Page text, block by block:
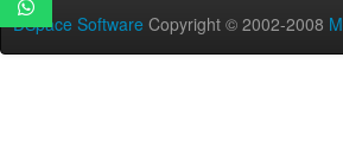
DSpace Software Copyright © 2002-2008